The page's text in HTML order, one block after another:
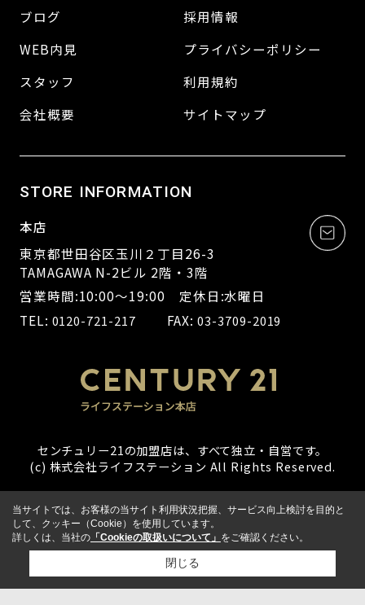
ブログ
WEB内見
スタッフ
会社概要
採用情報
プライバシーポリシー
利用規約
サイトマップ
STORE INFORMATION
本店
東京都世田谷区玉川２丁目26-3
TAMAGAWA N-2ビル 2階・3階
営業時間:10:00～19:00 定休日:水曜日
TEL: 0120-721-217 FAX:03-3709-2019
センチュリー21の加盟店は、すべて独立・自営です。
(c) 株式会社ライフステーション All Rights Reserved.
当サイトでは、お客様の当サイト利用状況把握、サービス向上検討を目的と
して、クッキー（Cookie）を使用しています。
詳しくは、当社の 「Cookieの取扱いについて」 をご確認ください。
閉じる